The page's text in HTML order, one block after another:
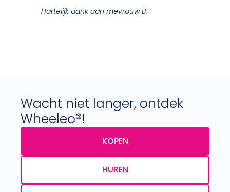
Hartelijk dank aan mevrouw B.
Wacht niet langer, ontdek
Wheeleo®!
KOPEN
HUREN